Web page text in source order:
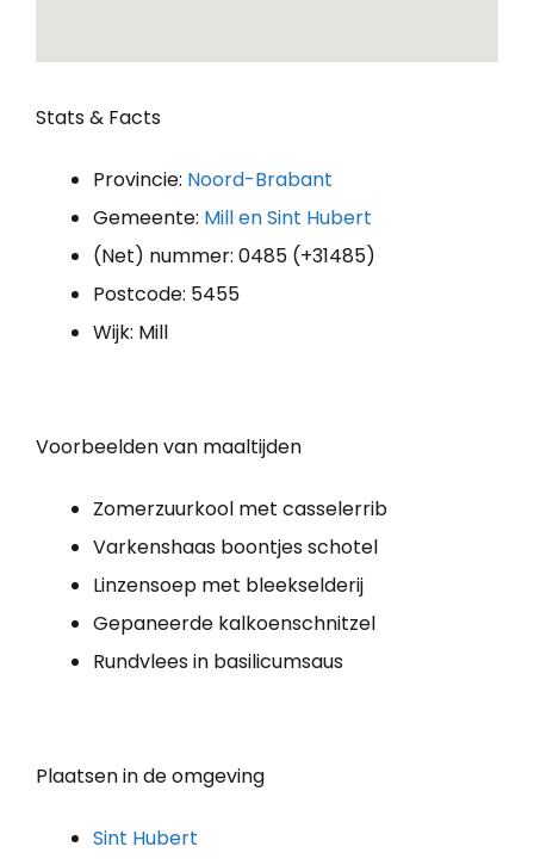
Stats & Facts
Provincie: Noord-Brabant
Gemeente: Mill en Sint Hubert
(Net) nummer: 0485 (+31485)
Postcode: 5455
Wijk: Mill
Voorbeelden van maaltijden
Zomerzuurkool met casselerrib
Varkenshaas boontjes schotel
Linzensoep met bleekselderij
Gepaneerde kalkoenschnitzel
Rundvlees in basilicumsaus
Plaatsen in de omgeving
Sint Hubert